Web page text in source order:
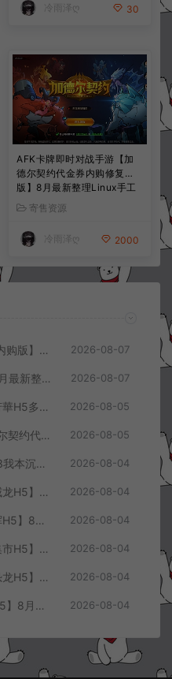
冷雨泽ღ 30
AFK卡牌即时对战手游【加
德尔契约代金券内购修复
版】8月最新整理Linux手工
服务端+前后端全套源码+CD
K授权后台+安卓苹果双端
+详细搭建教程+视频教程
寄售资源
冷雨泽ღ 2000
三网H5游戏【九州长生衍H5内购版】8月最新整理Linux手工服务端+管理后台+GM授权后台+简易安卓客户端+详细搭建教程+视频教程 2026-08-07
MT3换皮MH【大梦一场2】8月最新整理Linux手工服务端+源码+管理后台+安卓苹果双端+详细搭建教程+视频教程 2026-08-07
三网H5宫斗养成游戏【盛世芳華H5多区跨服代金券内购优化版】8月最新整理Linux手工服务端+CDK授权后台+全资源安卓+详细搭建教程+视频教程 2026-08-05
AFK卡牌即时对战手游【加德尔契约代金券内购修复版】8月最新整理Linux手工服务端+前后端全套源码+CDK授权后台+安卓苹果双端+详细搭建教程+视频教程 2026-08-05
RED三端引擎传奇手游【2003我本沉默三职业】8月最新整理Win一键服务端+PC安卓+详细搭建教程 2026-08-04
三网H5格斗游戏【热血校园威龙H5】8月最新整理Linux手工服务端+Win一键服务端+解压即玩+简易安卓客户端+详细搭建教程 2026-08-04
三网H5射击游戏【战场小指挥H5】8月最新整理Linux手工服务端+Win一键服务端+解压即玩+简易安卓客户端+详细搭建教程 2026-08-04
三网H5模拟经营游戏【猴子集市H5】8月最新整理Linux手工服务端+Win一键服务端+解压即玩+简易安卓客户端+详细搭建教程 2026-08-04
三网H5休闲游戏【合成进化恐龙H5】8月最新整理Linux手工服务端+Win一键服务端+解压即玩+简易安卓客户端+详细搭建教程 2026-08-04
三网H5休闲游戏【脑力测试H5】8月最新整理Linux手工服务端+Win一键服务端+解压即玩+简易安卓客户端+详细搭建教程 2026-08-04